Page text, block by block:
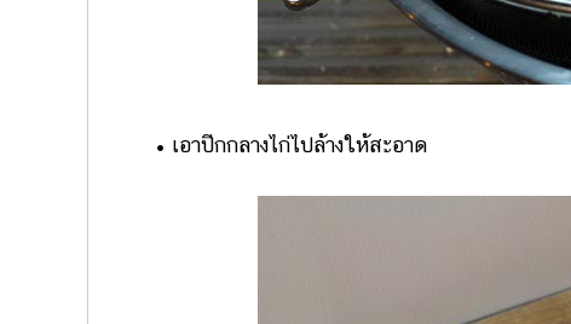
• เอาปีกกลางไก่ไปล้างให้สะอาด